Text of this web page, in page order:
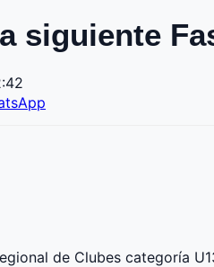
siguiente
de Clubes categoría